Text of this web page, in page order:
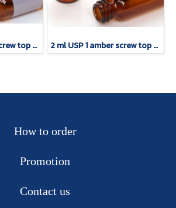
2 ml USP 1 amber screw top vial with patch 2 ml USP 1 amber screw top vial
How to order
Promotion
Contact us